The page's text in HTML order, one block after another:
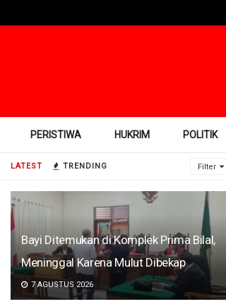
LATEST TRENDING Filter
Bayi Ditemukan di Komplek Prima Bilal,
Meninggal Karena Mulut Dibekap
7 AGUSTUS 2026
PERISTIWA HUKRIM POLITIK